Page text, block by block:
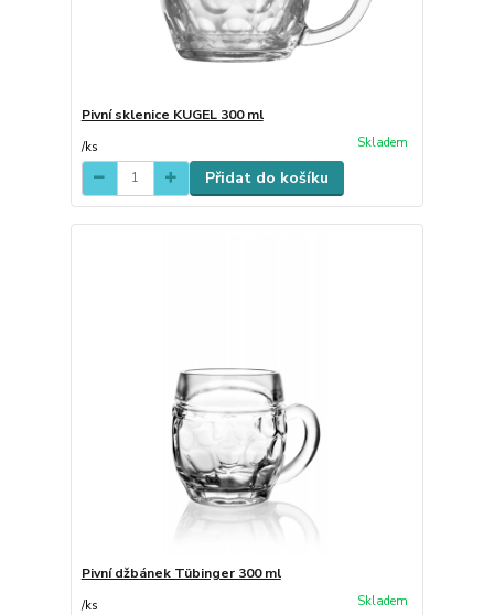
Pivní sklenice KUGEL 300 ml
/ks Skladem
Přidat do košíku
Pivní džbánek Tübinger 300 ml
/ks Skladem